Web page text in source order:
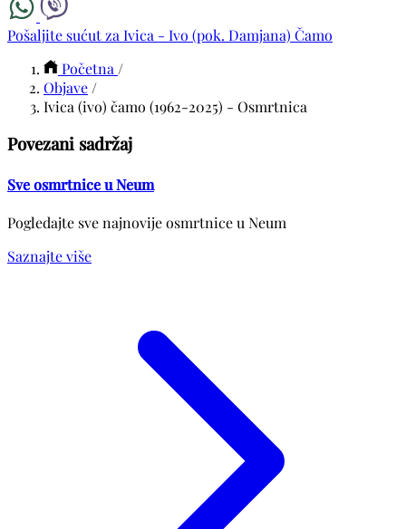
Pošaljite sućut za Ivica - Ivo (pok. Damjana) Čamo
Početna /
Objave /
Ivica (ivo) čamo (1962-2025) - Osmrtnica
Povezani sadržaj
Sve osmrtnice u Neum
Pogledajte sve najnovije osmrtnice u Neum
Saznajte više